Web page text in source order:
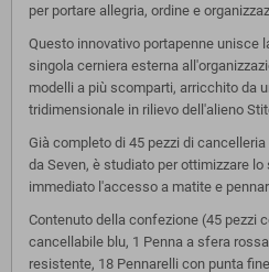
per portare allegria, ordine e
Questo innovativo portapenne unisce
singola cerniera esterna
modelli a più scomparti, arricchito da
tridimensionale in rilievo dell'alieno
Già completo di 45 pezzi di
da Seven, è studiato per ottimizzare
immediato l'accesso a matite e
Contenuto della confezione (45 pezzi
cancellabile blu, 1 Penna a sfera
resistente, 18 Pennarelli con punta